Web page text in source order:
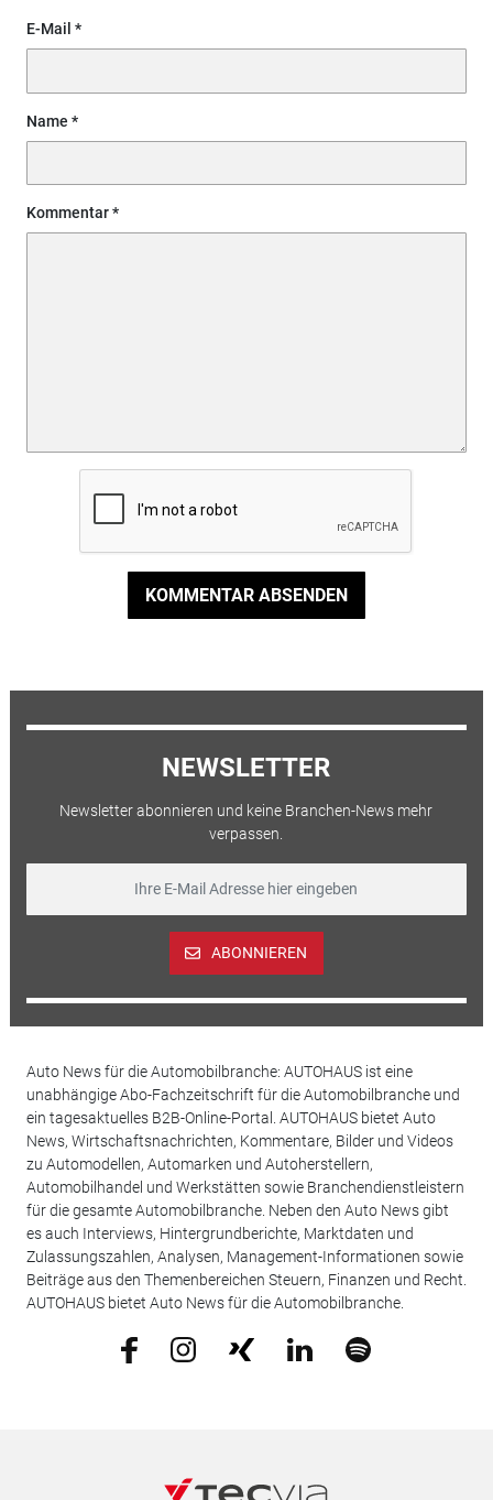
E-Mail
Name
Kommentar
KOMMENTAR ABSENDEN
NEWSLETTER
Newsletter abonnieren und keine Branchen-News mehr
verpassen.
ABONNIEREN
Auto News für die Automobilbranche: AUTOHAUS ist eine
unabhängige Abo-Fachzeitschrift für die Automobilbranche und
ein tagesaktuelles B2B-Online-Portal. AUTOHAUS bietet Auto
News, Wirtschaftsnachrichten, Kommentare, Bilder und Videos
zu Automodellen, Automarken und Autoherstellern,
Automobilhandel und Werkstätten sowie Branchendienstleistern
für die gesamte Automobilbranche. Neben den Auto News gibt
es auch Interviews, Hintergrundberichte, Marktdaten und
Zulassungszahlen, Analysen, Management-Informationen sowie
Beiträge aus den Themenbereichen Steuern, Finanzen und Recht.
AUTOHAUS bietet Auto News für die Automobilbranche.